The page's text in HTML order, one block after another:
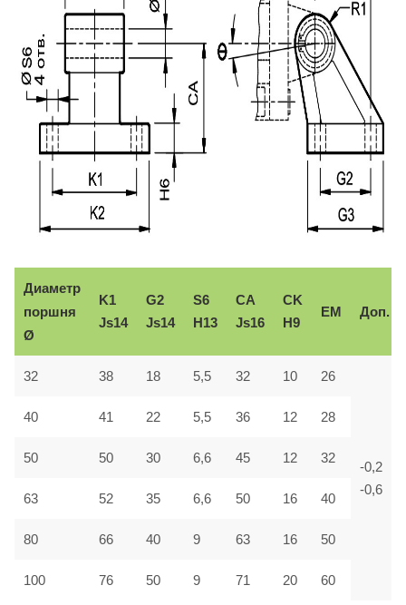
Диаметр
поршня
Ø
K1
Js14
G2
Js14
S6
H13
CA
Js16
CK
H9
EM Доп.
32 38 18 5,5 32 10 26
-0,2
-0,6
40 41 22 5,5 36 12 28
50 50 30 6,6 45 12 32
63 52 35 6,6 50 16 40
80 66 40 9 63 16 50
100 76 50 9 71 20 60